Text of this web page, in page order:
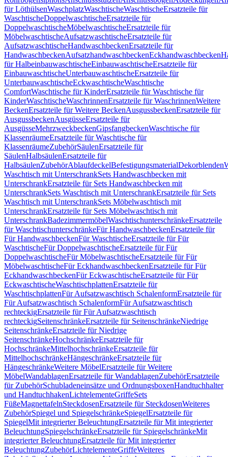
für LöthülsenWaschplatzWaschtischeWaschtischeErsatzteile für
WaschtischeDoppelwaschtischeErsatzteile für
DoppelwaschtischeMöbelwaschtischeErsatzteile für
MöbelwaschtischeAufsatzwaschtischeErsatzteile für
AufsatzwaschtischeHandwaschbeckenErsatzteile für
HandwaschbeckenAufsatzhandwaschbeckenEckhandwaschbecken
für HalbeinbauwaschtischeEinbauwaschtischeErsatzteile für
EinbauwaschtischeUnterbauwaschtischeErsatzteile für
UnterbauwaschtischeEckwaschtischeWaschtische
ComfortWaschtische für KinderErsatzteile für Waschtische für
KinderWaschtischeWaschrinnenErsatzteile für WaschrinnenWeitere
BeckenErsatzteile für Weitere BeckenAusgussbeckenErsatzteile für
AusgussbeckenAusgüsseErsatzteile für
AusgüsseMehrzweckbeckenGipsfangbeckenWaschtische für
KlassenräumeErsatzteile für Waschtische für
KlassenräumeZubehörSäulenErsatzteile für
SäulenHalbsäulenErsatzteile für
HalbsäulenZubehörAblaufdeckelBefestigungsmaterialDekorblenden
Waschtisch mit UnterschrankSets Handwaschbecken mit
UnterschrankErsatzteile für Sets Handwaschbecken mit
UnterschrankSets Waschtisch mit UnterschrankErsatzteile für Sets
Waschtisch mit UnterschrankSets Möbelwaschtisch mit
UnterschrankErsatzteile für Sets Möbelwaschtisch mit
UnterschrankBadezimmermöbelWaschtischunterschränkeErsatzteile
für WaschtischunterschränkeFür HandwaschbeckenErsatzteile für
Für HandwaschbeckenFür WaschtischeErsatzteile für Für
WaschtischeFür DoppelwaschtischeErsatzteile für Für
DoppelwaschtischeFür MöbelwaschtischeErsatzteile für Für
MöbelwaschtischeFür EckhandwaschbeckenErsatzteile für Für
EckhandwaschbeckenFür EckwaschtischeErsatzteile für Für
EckwaschtischeWaschtischplattenErsatzteile für
WaschtischplattenFür Aufsatzwaschtisch SchalenformErsatzteile für
Für Aufsatzwaschtisch SchalenformFür Aufsatzwaschtisch
rechteckigErsatzteile für Für Aufsatzwaschtisch
rechteckigSeitenschränkeErsatzteile für SeitenschränkeNiedrige
SeitenschränkeErsatzteile für Niedrige
SeitenschränkeHochschränkeErsatzteile für
HochschränkeMittelhochschränkeErsatzteile für
MittelhochschränkeHängeschränkeErsatzteile für
HängeschränkeWeitere MöbelErsatzteile für Weitere
MöbelWandablagenErsatzteile für WandablagenZubehörErsatzteile
für ZubehörSchubladeneinsätze und OrdnungsboxenHandtuchhalter
und HandtuchhakenLichtelementeGriffeSets
FüßeMagnettafelnSteckdosenErsatzteile für SteckdosenWeiteres
ZubehörSpiegel und SpiegelschränkeSpiegelErsatzteile für
SpiegelMit integrierter BeleuchtungErsatzteile für Mit integrierter
BeleuchtungSpiegelschränkeErsatzteile für SpiegelschränkeMit
integrierter BeleuchtungErsatzteile für Mit integrierter
BeleuchtungZubehörLichtelementeGriffeWeiteres